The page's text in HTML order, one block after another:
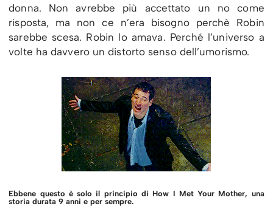
donna. Non avrebbe più accettato un no come
risposta, ma non ce n’era bisogno perchè Robin
sarebbe scesa. Robin lo amava. Perché l’universo a
volte ha davvero un distorto senso dell’umorismo.
Ebbene questo è solo il principio di How I Met Your Mother, una
storia durata 9 anni e per sempre.